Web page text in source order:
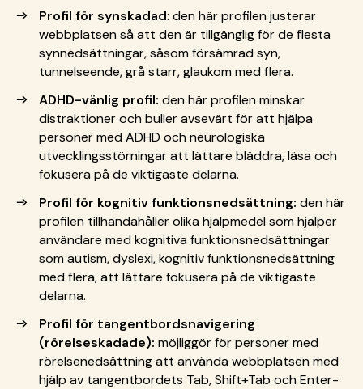
Profil för synskadad: den här profilen justerar
webbplatsen så att den är tillgänglig för de flesta
synnedsättningar, såsom försämrad syn,
tunnelseende, grå starr, glaukom med flera.
ADHD-vänlig profil: den här profilen minskar
distraktioner och buller avsevärt för att hjälpa
personer med ADHD och neurologiska
utvecklingsstörningar att lättare bläddra, läsa och
fokusera på de viktigaste delarna.
Profil för kognitiv funktionsnedsättning: den här
profilen tillhandahåller olika hjälpmedel som hjälper
användare med kognitiva funktionsnedsättningar
som autism, dyslexi, kognitiv funktionsnedsättning
med flera, att lättare fokusera på de viktigaste
delarna.
Profil för tangentbordsnavigering
(rörelseskadade): möjliggör för personer med
rörelsenedsättning att använda webbplatsen med
hjälp av tangentbordets Tab, Shift+Tab och Enter-